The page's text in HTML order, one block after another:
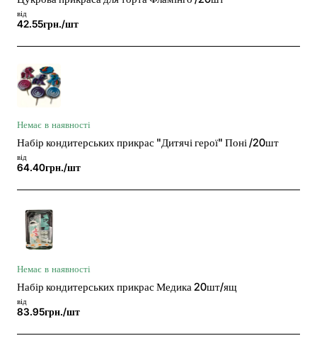
від
42.55грн./шт
Немає в наявності
Набір кондитерських прикрас "Дитячі герої" Поні /20шт
від
64.40грн./шт
Немає в наявності
Набір кондитерських прикрас Медика 20шт/ящ
від
83.95грн./шт